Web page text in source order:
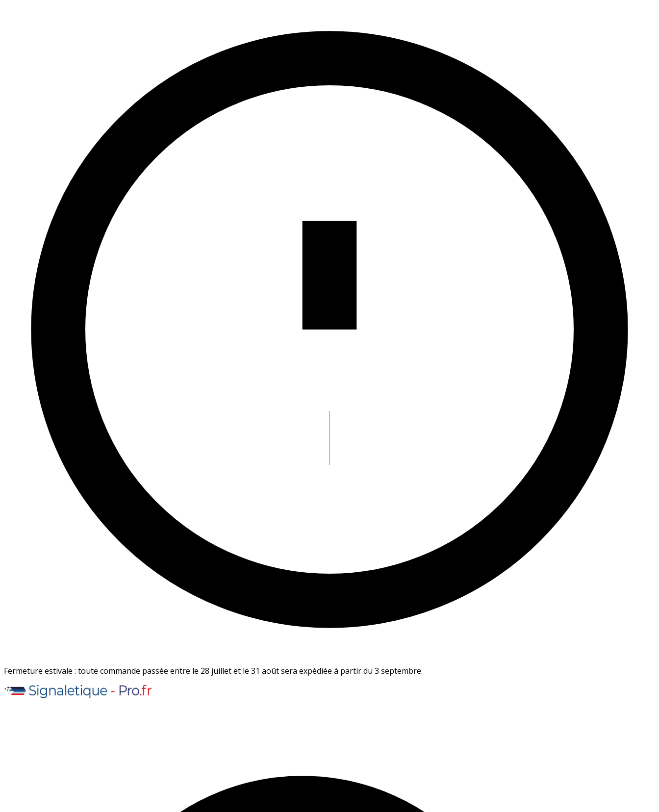
Fermeture estivale : toute commande passée entre le 28 juillet et le 31 août sera expédiée à partir du 3 septembre.